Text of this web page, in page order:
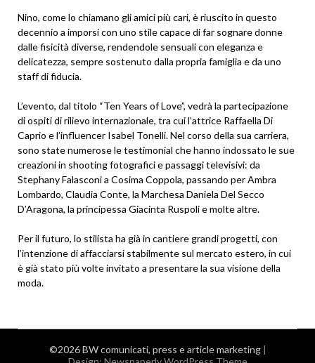
Nino, come lo chiamano gli amici più cari, è riuscito in questo
decennio a imporsi con uno stile capace di far sognare donne
dalle fisicità diverse, rendendole sensuali con eleganza e
delicatezza, sempre sostenuto dalla propria famiglia e da uno
staff di fiducia.
L’evento, dal titolo “Ten Years of Love”, vedrà la partecipazione
di ospiti di rilievo internazionale, tra cui l’attrice Raffaella Di
Caprio e l’influencer Isabel Tonelli. Nel corso della sua carriera,
sono state numerose le testimonial che hanno indossato le sue
creazioni in shooting fotografici e passaggi televisivi: da
Stephany Falasconi a Cosima Coppola, passando per Ambra
Lombardo, Claudia Conte, la Marchesa Daniela Del Secco
D’Aragona, la principessa Giacinta Ruspoli e molte altre.
Per il futuro, lo stilista ha già in cantiere grandi progetti, con
l’intenzione di affacciarsi stabilmente sul mercato estero, in cui
è già stato più volte invitato a presentare la sua visione della
moda.
©2026 BW comunicati, press e article marketing |